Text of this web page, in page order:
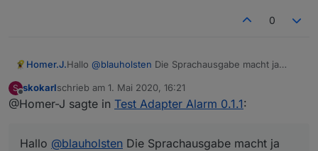
0
Homer.J.Hallo @blauholsten Die Sprachausgabe macht ja
soll heißen eigentlich brauche ich wenn ich die
Alarmanlage auf scharf schalte wenn niemand da ist
macht es wenn ich jetzt die Nachtruhe einschalte
S
Offline
skokarlschrieb am 1. Mai 2020, 16:21
zuletzt editiert von
@Homer-J sagte in Test Adapter Alarm 0.1.1:
Hallo @blauholsten Die Sprachausgabe macht ja